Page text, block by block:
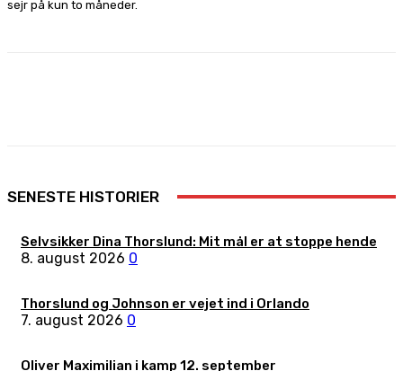
sejr på kun to måneder.
SENESTE HISTORIER
Selvsikker Dina Thorslund: Mit mål er at stoppe hende
8. august 2026 0
Thorslund og Johnson er vejet ind i Orlando
7. august 2026 0
Oliver Maximilian i kamp 12. september